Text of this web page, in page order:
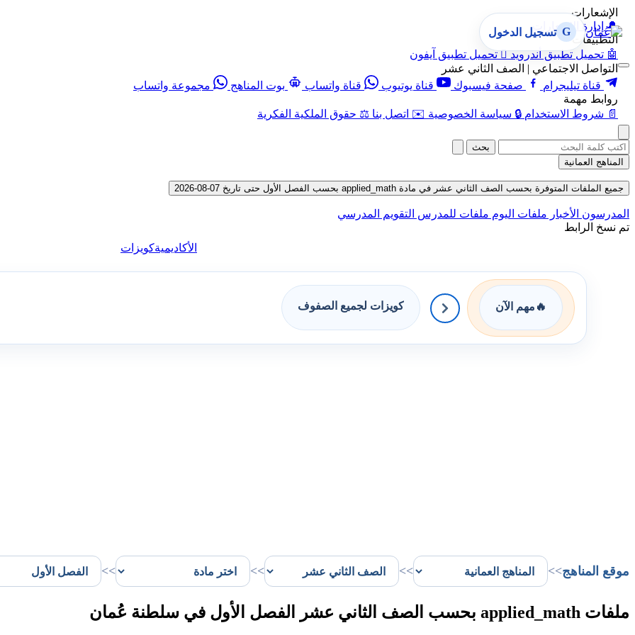
الإشعارات
🔔 إدارة الإشعارات
التطبيقات
🤖 تحميل تطبيق أندرويد  تحميل تطبيق آيفون
التواصل الاجتماعي | الصف الثاني عشر
قناة تيليجرام
صفحة فيسبوك قناة يوتيوب قناة واتساب بوت المناهج
مجموعة واتساب
روابط مهمة
📄 شروط الاستخدام 🔒 سياسة الخصوصية ✉️ اتصل بنا ⚖️ حقوق الملكية الفكرية
G تسجيل الدخول
بحث
المناهج العمانية
جميع الملفات المتوفرة بحسب الصف الثاني عشر في مادة applied_math بحسب الفصل الأول حتى تاريخ 07-08-2026
المدرسون الأخبار ملفات اليوم ملفات للمدرس التقويم المدرسي
تم نسخ الرابط
الأكاديميةكويزات
🔥 مهم الآن كويزات لجميع الصفوف
موقع المناهج>>
>>
>>
>>
ملفات applied_math بحسب الصف الثاني عشر الفصل الأول في سلطنة عُمان